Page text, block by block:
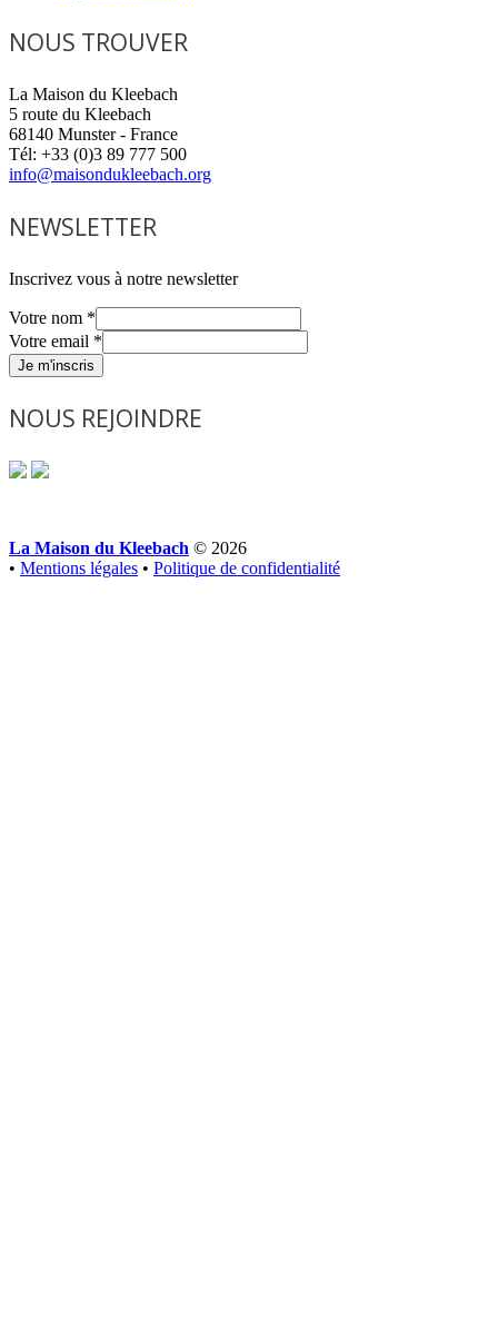
NOUS TROUVER
La Maison du Kleebach
5 route du Kleebach
68140 Munster - France
Tél: +33 (0)3 89 777 500
info@maisondukleebach.org
NEWSLETTER
Inscrivez vous à notre newsletter
Votre nom *
Votre email *
Je m'inscris
NOUS REJOINDRE
La Maison du Kleebach © 2026
• Mentions légales • Politique de confidentialité